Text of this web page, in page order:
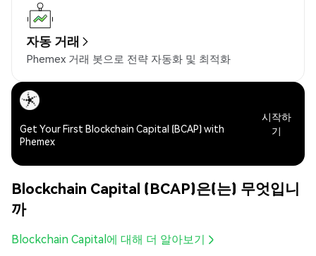
자동 거래
Phemex 거래 봇으로 전략 자동화 및 최적화
Get Your First Blockchain Capital (BCAP) with
Phemex
시작하
기
Blockchain Capital (BCAP)은(는) 무엇입니
까
Blockchain Capital에 대해 더 알아보기